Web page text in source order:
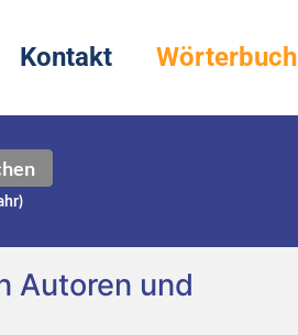
Kontakt Wörterbuch
Autoren und